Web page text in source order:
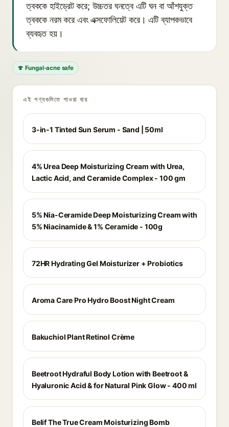
ত্বককে হাইড্রেট করে; উচ্চতর ঘনত্বে এটি ঘন বা আঁশযুক্ত
ত্বককে নরম করে এবং এক্সফোলিয়েট করে। এটি ব্যাপকভাবে
ব্যবহৃত হয়।
🍄 Fungal-acne safe
এই পণ্যগুলিতে পাওয়া যায়
3-in-1 Tinted Sun Serum - Sand | 50ml
4% Urea Deep Moisturizing Cream with Urea,
Lactic Acid, and Ceramide Complex - 100 gm
5% Nia-Ceramide Deep Moisturizing Cream with
5% Niacinamide & 1% Ceramide - 100g
72HR Hydrating Gel Moisturizer + Probiotics
Aroma Care Pro Hydro Boost Night Cream
Bakuchiol Plant Retinol Crème
Beetroot Hydraful Body Lotion with Beetroot &
Hyaluronic Acid & for Natural Pink Glow - 400 ml
Belif The True Cream Moisturizing Bomb